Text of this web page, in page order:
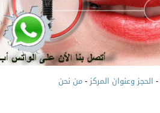
- الحجز وعنوان المركز-من نحن